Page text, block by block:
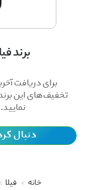
برند
برای دریافت
تخفیف‌های این
نمایید.
دنبال
خانه فیلا